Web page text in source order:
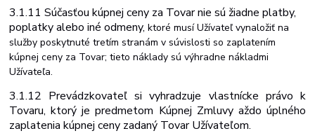
3.1.11 Súčasťoukúpnejceny za Tovarniesúžiadneplatby,
poplatkyaleboinéodmeny,ktoré musí Užívateľ vynaložiť na
služby poskytnuté tretím stranám v súvislosti so zaplatením
kúpnej ceny za Tovar; tieto náklady sú výhradne nákladmi
Užívateľa.
3.1.12 Prevádzkovateľ si vyhradzuje vlastnícke právo k
Tovaru, ktorý je predmetom Kúpnej Zmluvy aždo úplného
zaplatenia kúpnej ceny zadaný Tovar Užívateľom.